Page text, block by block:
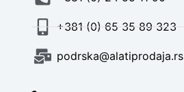
+381 (0) 65 35 89 323
podrska@alatiprodaja.rs